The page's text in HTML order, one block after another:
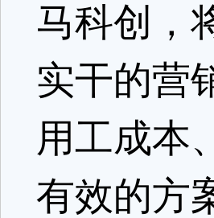
马科创，
实干的营
用工成本
有效的方